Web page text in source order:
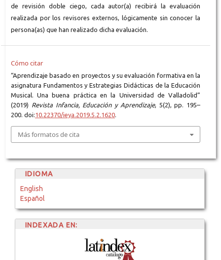
de revisión doble ciego, cada autor(a) recibirá la evaluación
realizada por los revisores externos, lógicamente sin conocer la
persona(as) que han realizado dicha evaluación.
Cómo citar
“Aprendizaje basado en proyectos y su evaluación formativa en la
asignatura Fundamentos y Estrategias Didácticas de la Educación
Musical. Una buena práctica en la Universidad de Valladolid”
(2019) Revista Infancia, Educación y Aprendizaje, 5(2), pp. 195–
200. doi:10.22370/ieya.2019.5.2.1620.
Más formatos de cita
IDIOMA
English
Español
INDEXADA EN: